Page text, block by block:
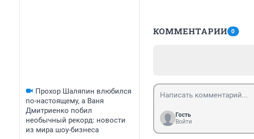
Прохор Шаляпин влюбился
по-настоящему, а Ваня
Дмитриенко побил
необычный рекорд: новости
из мира шоу-бизнеса
КОММЕНТАРИИ 0
Гость
Войти